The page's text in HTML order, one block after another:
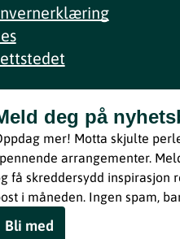
deg på
å melde deg inn godtar du våre
.
deg på
mer! Motta skjulte
arrangementer.
få skreddersydd inspirasjon
i måneden. Ingen spam,
Bli med